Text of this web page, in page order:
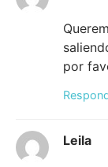
por
Leila